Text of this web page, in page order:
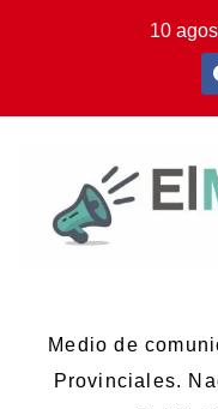
10
Medio de
Provinciales.